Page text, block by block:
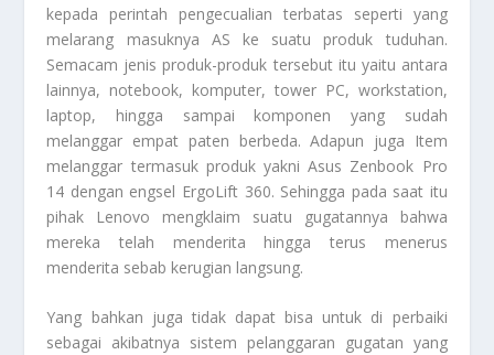
kepada perintah pengecualian terbatas seperti yang
melarang masuknya AS ke suatu produk tuduhan.
Semacam jenis produk-produk tersebut itu yaitu antara
lainnya, notebook, komputer, tower PC, workstation,
laptop, hingga sampai komponen yang sudah
melanggar empat paten berbeda. Adapun juga Item
melanggar termasuk produk yakni Asus Zenbook Pro
14 dengan engsel ErgoLift 360. Sehingga pada saat itu
pihak Lenovo mengklaim suatu gugatannya bahwa
mereka telah menderita hingga terus menerus
menderita sebab kerugian langsung.
Yang bahkan juga tidak dapat bisa untuk di perbaiki
sebagai akibatnya sistem pelanggaran gugatan yang